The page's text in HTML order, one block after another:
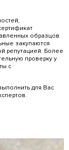
образцов
закупаются
репутацией. Более
проверку у
с
для Вас